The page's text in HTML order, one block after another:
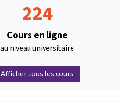
224
Cours en ligne
au niveau universitaire
Afficher tous les cours